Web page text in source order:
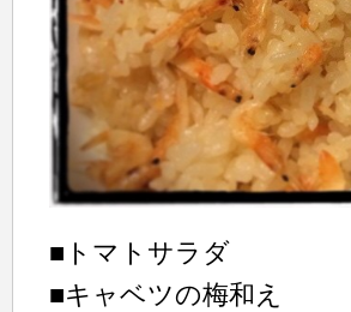
■トマトサラダ
■キャベツの梅和え